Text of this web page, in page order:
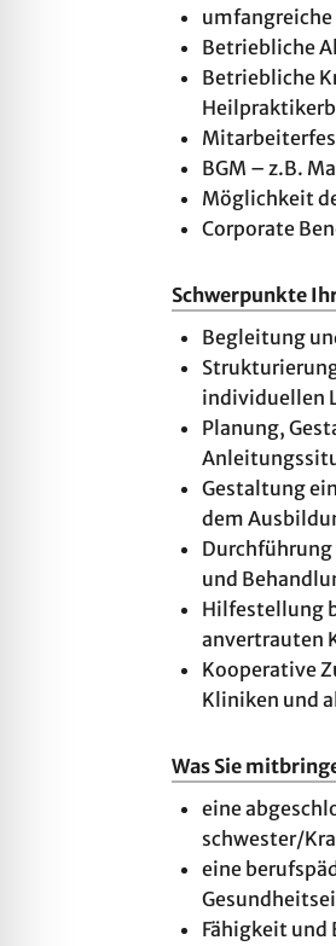
Betriebliche
Betriebliche
BGM – z.B.
Möglichkeit
Corporate
Schwerpunkte
Begleitung
individuellen
Planung,
Gestaltung
dem
und
Hilfestellung
anvertrauten
Kooperative
Kliniken und
Was Sie
eine
schwester/
eine
Fähigkeit und